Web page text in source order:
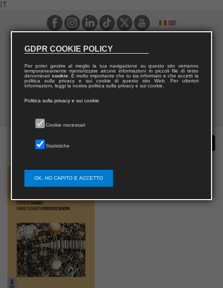
IT
GDPR COOKIE POLICY
Per poter gestire al meglio la tua navigazione su questo sito verranno
temporaneamente memorizzate alcune informazioni in piccoli file di testo
denominati cookie. È molto importante che tu sia informato e che accetti la
politica sulla privacy e sui cookie di questo sito Web. Per ulteriori
informazioni, leggi la nostra politica sulla privacy e sui cookie.
Politica sulla privacy e sui cookie
Cookie necessari
Statistiche
OK, HO CAPITO E ACCETTO